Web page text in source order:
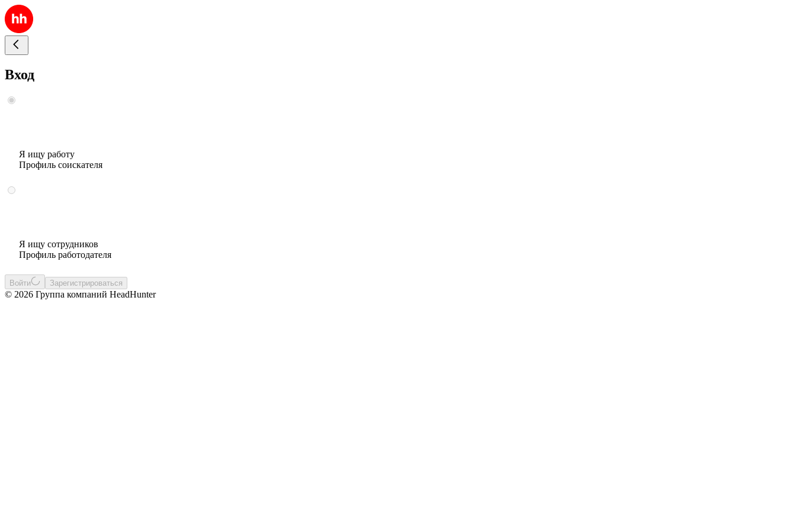
Вход
Я ищу работу
Профиль соискателя
Я ищу сотрудников
Профиль работодателя
Войти Зарегистрироваться
© 2026 Группа компаний HeadHunter